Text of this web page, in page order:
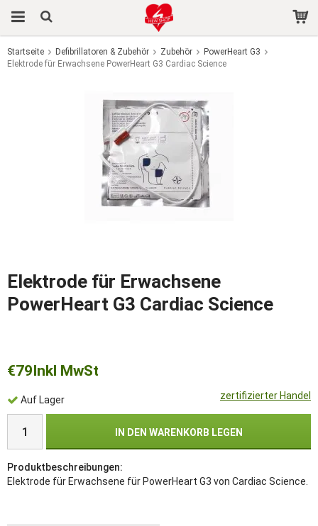
Das Produkt wurde in Ihren Warenkorb gelegt
Startseite Defibrillatoren & Zubehör Zubehör
PowerHeart G3
Elektrode für Erwachsene PowerHeart G3 Cardiac Science
Elektrode für Erwachsene
PowerHeart G3 Cardiac Science
zertifizierter Handel
€79Inkl MwSt
Auf Lager
IN DEN WARENKORB LEGEN
Produktbeschreibungen:
Elektrode für Erwachsene für PowerHeart G3 von Cardiac Science.